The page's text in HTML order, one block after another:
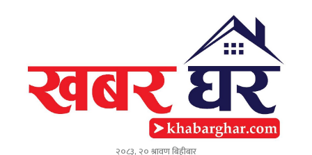
२०८३, २० श्रावण बिहीबार